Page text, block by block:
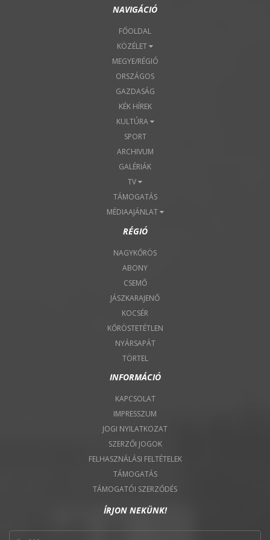
NAVIGÁCIÓ
FŐOLDAL
KÖZÉLET
MEGYE/RÉGIÓ
ORSZÁGOS
GAZDASÁG
KÉK HÍREK
KULTÚRA
SPORT
ARCHIVUM
GALÉRIÁK
TV
TÁMOGATÁS
MÉDIAAJÁNLAT
RÉGIÓ
NAGYKŐRÖS
ABONY
CSEMŐ
JÁSZKARAJENŐ
KOCSÉR
KŐRÖSTETÉTLEN
NYÁRSAPÁT
TÖRTEL
INFORMÁCIÓ
KAPCSOLAT
IMPRESSZUM
JOGI NYILATKOZAT
SZERZŐI JOGOK
FELHASZNÁLÁSI FELTÉTELEK
TÁMOGATÁS
TÁMOGATÓI SZERZŐDÉS
ÍRJON NEKÜNK!